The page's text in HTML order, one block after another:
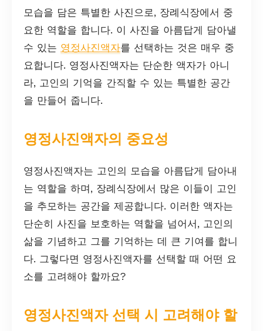
모습을 담은 특별한 사진으로, 장례식장에서 중
요한 역할을 합니다. 이 사진을 아름답게 담아낼
수 있는 영정사진액자를 선택하는 것은 매우 중
요합니다. 영정사진액자는 단순한 액자가 아니
라, 고인의 기억을 간직할 수 있는 특별한 공간
을 만들어 줍니다.
영정사진액자의 중요성
영정사진액자는 고인의 모습을 아름답게 담아내
는 역할을 하며, 장례식장에서 많은 이들이 고인
을 추모하는 공간을 제공합니다. 이러한 액자는
단순히 사진을 보호하는 역할을 넘어서, 고인의
삶을 기념하고 그를 기억하는 데 큰 기여를 합니
다. 그렇다면 영정사진액자를 선택할 때 어떤 요
소를 고려해야 할까요?
영정사진액자 선택 시 고려해야 할